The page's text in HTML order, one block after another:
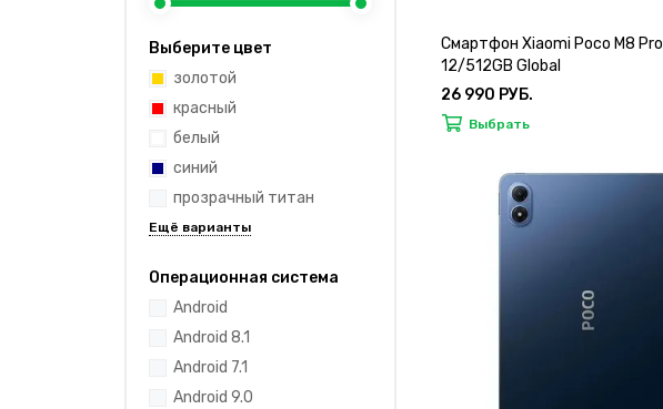
Выберите цвет
золотой
красный
белый
синий
прозрачный титан
Операционная система
Android
Android 8.1
Android 7.1
Android 9.0
Смартфон Xiaomi Poco M8 Pro
12/512GB Global
26 990 РУБ.
Выбрать